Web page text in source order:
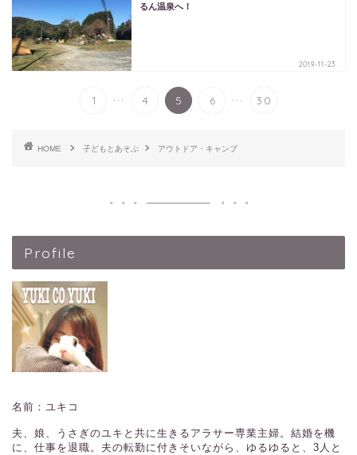
るん温泉へ！
2019-11-23
1 ... 4 5 6 ... 30
HOME 子どもとあそぶ アウトドア・キャンプ
Profile
名前：ユキコ
夫、娘、うさぎのユキと共に生きるアラサー専業主婦。結婚を機
に、仕事を退職。夫の転勤に付きそいながら、ゆるゆると、3人と